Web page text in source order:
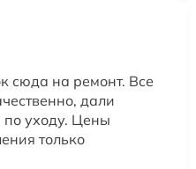
сюда на ремонт. Все
дали
уходу. Цены
только